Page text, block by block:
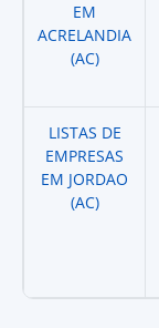
EM
ACRELANDIA
(AC)
LISTAS DE
EMPRESAS
EM JORDAO
(AC)